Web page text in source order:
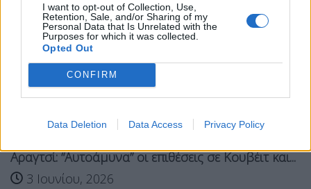
I want to opt-out of Collection, Use,
Retention, Sale, and/or Sharing of my
Personal Data that Is Unrelated with the
Purposes for which it was collected.
Opted Out
CONFIRM
Data Deletion Data Access Privacy Policy
Αραγτσί: “Αυτοάμυνα” οι επιθέσεις σε Κουβέιτ και...
3 Ιουνίου, 2026